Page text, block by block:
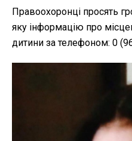
Правоохоронці просять
яку інформацію про
дитини за телефоном: 0